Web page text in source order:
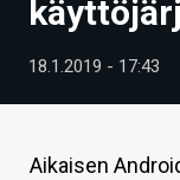
VIDEOT
TECHBBS
HINTA.FI
18.1.2019 - 17:43
Aikaisen